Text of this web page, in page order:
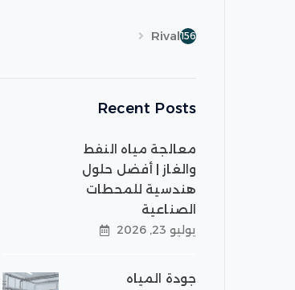
Rival156
Recent Posts
معالجة مياه النفط
والغاز | أفضل حلول
هندسية للمحطات
الصناعية
يوليو 23, 2026
جودة المياه